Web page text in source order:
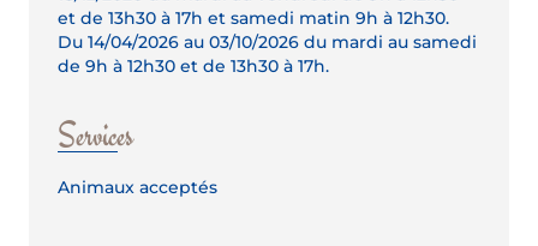
et de 13h30 à 17h et samedi matin 9h à 12h30.
Du 14/04/2026 au 03/10/2026 du mardi au samedi
de 9h à 12h30 et de 13h30 à 17h.
Services
Animaux acceptés